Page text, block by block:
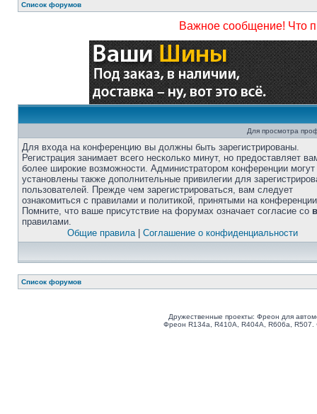
Список форумов
Важное сообщение! Что
Для просмотра
Для входа на конференцию вы должны быть зарегистрированы.
Регистрация занимает всего несколько минут, но предоставляет
более широкие возможности. Администратором конференции
установлены также дополнительные привилегии для
пользователей. Прежде чем зарегистрироваться, вам следует
ознакомиться с правилами и политикой, принятыми на
Помните, что ваше присутствие на форумах означает согласие со
правилами.
Общие правила| Соглашение о конфиденциальности
Список форумов
Дружественные проекты: Фреон для
Фреон R134a, R410A, R404A, R606a,